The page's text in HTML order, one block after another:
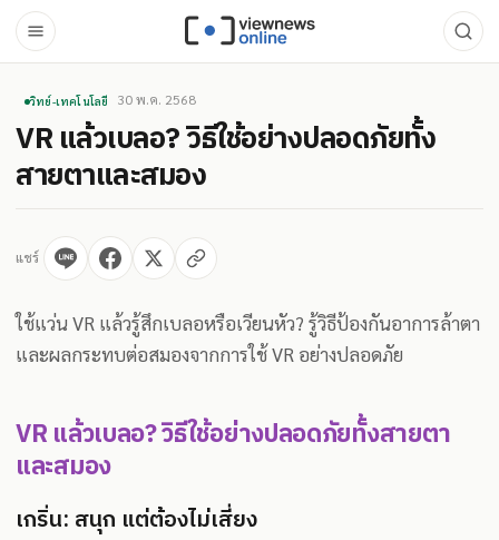
วิทย์-เทคโนโลยี 30 พ.ค. 2568
VR แล้วเบลอ? วิธีใช้อย่างปลอดภัยทั้ง
สายตาและสมอง
แชร์
ใช้แว่น VR แล้วรู้สึกเบลอหรือเวียนหัว? รู้วิธีป้องกันอาการล้าตา
และผลกระทบต่อสมองจากการใช้ VR อย่างปลอดภัย
VR แล้วเบลอ? วิธีใช้อย่างปลอดภัยทั้งสายตา
และสมอง
เกริ่น: สนุก แต่ต้องไม่เสี่ยง